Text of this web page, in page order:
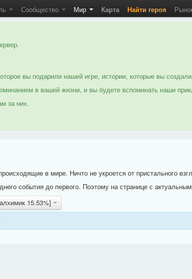
Сообщество Мир Карта Найти героя
вы подарили нашей игре, истории, которые вы
в вашей жизни, и вы будете вспоминать наши
за них.
в мире. Ничто не укроется от пристального
события до первого. Поэтому на странице с
15.53%]